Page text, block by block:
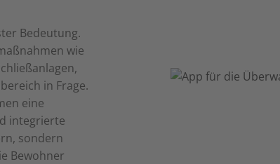
Bedeutung.
wie
in Frage.
eine
integrierte
sondern
Bewohner